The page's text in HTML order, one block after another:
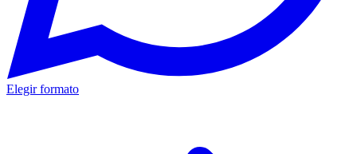
Elegir formato